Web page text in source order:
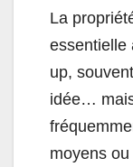
La
essentielle
up,
idée…
moyens